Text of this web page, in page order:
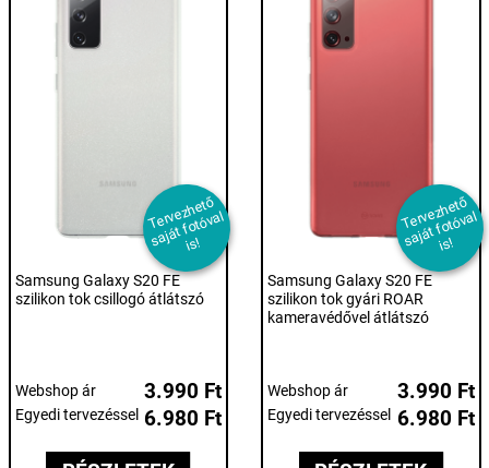
T
er
v
e
z
h
et
ő
s
aj
át f
ot
ó
v
al
i
s!
Samsung Galaxy S20 FE
szilikon tok csillogó átlátszó
Webshop ár 3.990 Ft
Egyedi tervezéssel 6.980 Ft
T
er
v
e
z
h
et
ő
s
aj
át f
ot
ó
v
al
i
s!
Samsung Galaxy S20 FE
szilikon tok gyári ROAR
kameravédővel átlátszó
Webshop ár 3.990 Ft
Egyedi tervezéssel 6.980 Ft